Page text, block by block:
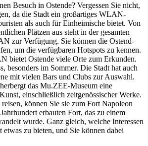
Besuch in Ostende? Vergessen Sie nicht,
da die Stadt ein großartiges WLAN-
als auch für Einheimische bietet. Von
Plätzen aus steht in der gesamten
zur Verfügung. Sie können die Ostend-
um die verfügbaren Hotspots zu kennen.
bietet Ostende viele Orte zum Erkunden.
besonders im Sommer. Die Stadt hat auch
mit vielen Bars und Clubs zur Auswahl.
das Mu.ZEE-Museum eine
einschließlich zeitgenössischer Werke.
können Sie sie zum Fort Napoleon
erbauten Fort, das zu einem
wurde. Ganz gleich, welche Interessen
etwas zu bieten, und Sie können dabei